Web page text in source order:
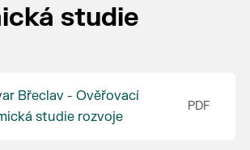
studie
Břeclav - Ověřovací
studie rozvoje